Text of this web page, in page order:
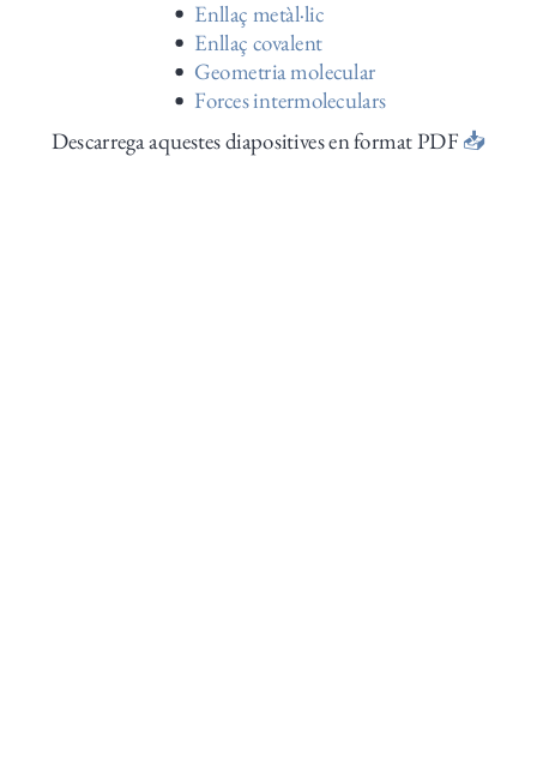
Enllaç metàl·lic
Enllaç covalent
Geometria molecular
Forces intermoleculars
Descarrega aquestes diapositives en format PDF 📥